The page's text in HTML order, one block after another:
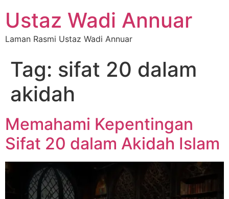
Ustaz Wadi Annuar
Laman Rasmi Ustaz Wadi Annuar
Tag: sifat 20 dalam
akidah
Memahami Kepentingan
Sifat 20 dalam Akidah Islam